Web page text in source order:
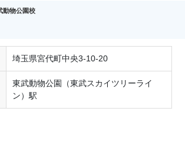
動物公園校
埼玉県宮代町中央3-10-20
東武動物公園（東武スカイツリーライ
ン）駅